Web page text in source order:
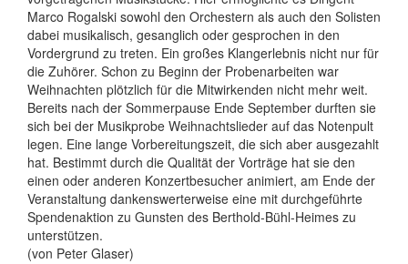
Marco Rogalski sowohl den Orchestern als auch den Solisten
dabei musikalisch, gesanglich oder gesprochen in den
Vordergrund zu treten. Ein großes Klangerlebnis nicht nur für
die Zuhörer. Schon zu Beginn der Probenarbeiten war
Weihnachten plötzlich für die Mitwirkenden nicht mehr weit.
Bereits nach der Sommerpause Ende September durften sie
sich bei der Musikprobe Weihnachtslieder auf das Notenpult
legen. Eine lange Vorbereitungszeit, die sich aber ausgezahlt
hat. Bestimmt durch die Qualität der Vorträge hat sie den
einen oder anderen Konzertbesucher animiert, am Ende der
Veranstaltung dankenswerterweise eine mit durchgeführte
Spendenaktion zu Gunsten des Berthold-Bühl-Heimes zu
unterstützen.
(von Peter Glaser)